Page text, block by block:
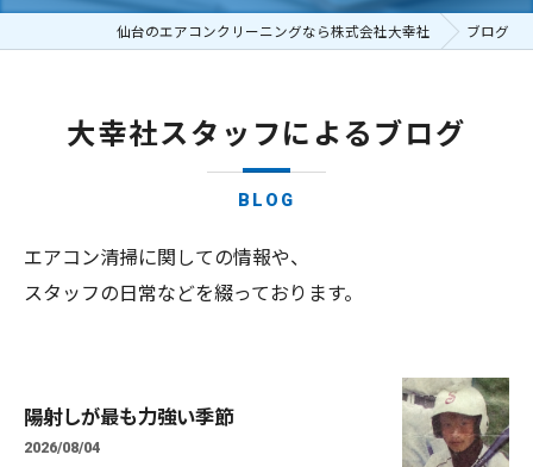
仙台のエアコンクリーニングなら株式会社大幸社 ブログ
大幸社スタッフによるブログ
BLOG
エアコン清掃に関しての情報や、
スタッフの日常などを綴っております。
陽射しが最も力強い季節
2026/08/04